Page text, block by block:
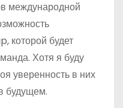
международной
которой будет
Хотя я буду
уверенность в них
будущем.